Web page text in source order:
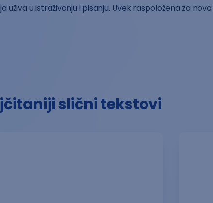
uživa u istraživanju i pisanju. Uvek raspoložena za nova
slični tekstovi